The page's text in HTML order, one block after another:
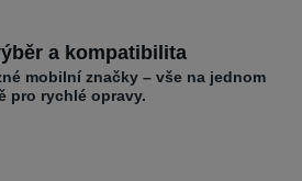
a kompatibilita
mobilní značky – vše na jednom
pro rychlé opravy.